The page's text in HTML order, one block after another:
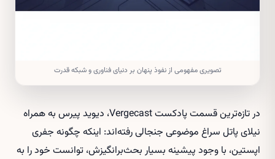
تصویری مفهومی از نفوذ پنهان بر دنیای فناوری و شبکه قدرت
در تازه‌ترین قسمت پادکست Vergecast، دیوید پیرس به همراه
نیلای پاتل سراغ موضوعی جنجالی رفته‌اند: اینکه چگونه جفری
اپستین، با وجود پیشینه بسیار بحث‌برانگیزش، توانست خود را به